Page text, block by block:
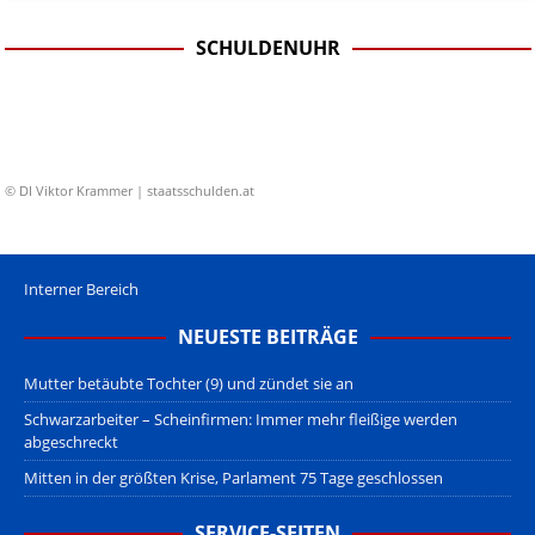
SCHULDENUHR
© DI Viktor Krammer | staatsschulden.at
Interner Bereich
NEUESTE BEITRÄGE
Mutter betäubte Tochter (9) und zündet sie an
Schwarzarbeiter – Scheinfirmen: Immer mehr fleißige werden
abgeschreckt
Mitten in der größten Krise, Parlament 75 Tage geschlossen